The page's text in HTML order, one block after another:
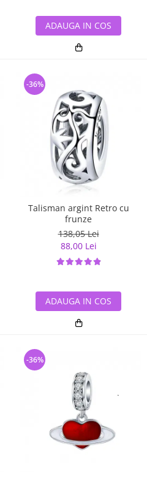
ADAUGA IN COS
Talisman argint Retro cu
frunze
138,05 Lei
88,00 Lei
-36%
ADAUGA IN COS
-36%